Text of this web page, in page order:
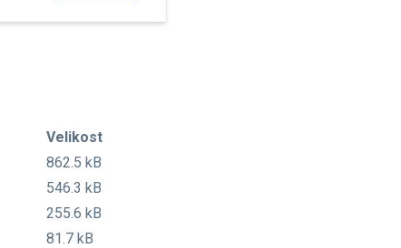
Velikost
862.5 kB
546.3 kB
255.6 kB
81.7 kB